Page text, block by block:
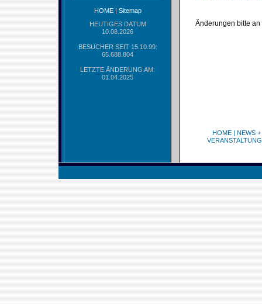
HOME| Sitemap
HEUTIGES DATUM
10.08.2026
BESUCHER SEIT 15.10.99:
65.688.804
LETZTE ÄNDERUNG AM:
01.04.2025
Änderungen bitte an
HOME| NEWS